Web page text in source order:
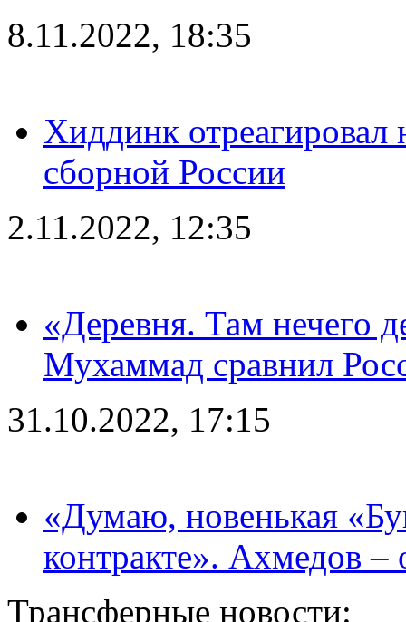
8.11.2022, 18:35
Хиддинк отреагировал
сборной России
2.11.2022, 12:35
«Деревня. Там нечего
Мухаммад сравнил
31.10.2022, 17:15
«Думаю, новенькая
контракте». Ахмедов
Трансферные новости: